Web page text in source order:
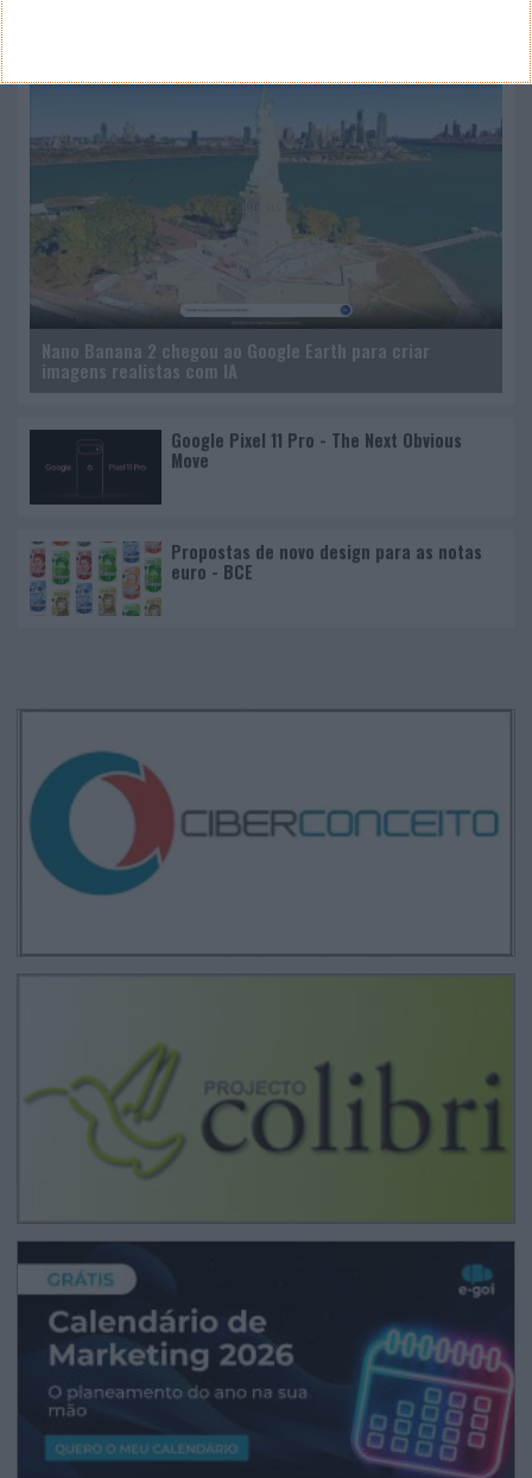
Nano Banana 2 chegou ao Google Earth para criar
imagens realistas com IA
Google Pixel 11 Pro - The Next Obvious
Move
Propostas de novo design para as notas
euro - BCE